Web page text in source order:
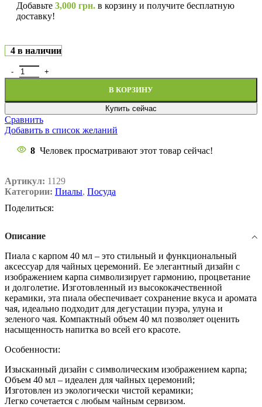
Добавьте 3,000 грн. в корзину и получите бесплатную
доставку!
4 в наличии
В КОРЗИНУ
Купить сейчас
Сравнить
Добавить в список желаний
8 Человек просматривают этот товар сейчас!
Артикул: 1129
Категории: Пиалы, Посуда
Поделиться:
Описание
Пиала с карпом 40 мл – это стильный и функциональный
аксессуар для чайных церемоний. Ее элегантный дизайн с
изображением карпа символизирует гармонию, процветание
и долголетие. Изготовленный из высококачественной
керамики, эта пиала обеспечивает сохранение вкуса и аромата
чая, идеально подходит для дегустации пуэра, улуна и
зеленого чая. Компактный объем 40 мл позволяет оценить
насыщенность напитка во всей его красоте.
Особенности:
Изысканный дизайн с символическим изображением карпа;
Объем 40 мл – идеален для чайных церемоний;
Изготовлен из экологически чистой керамики;
Легко сочетается с любым чайным сервизом.